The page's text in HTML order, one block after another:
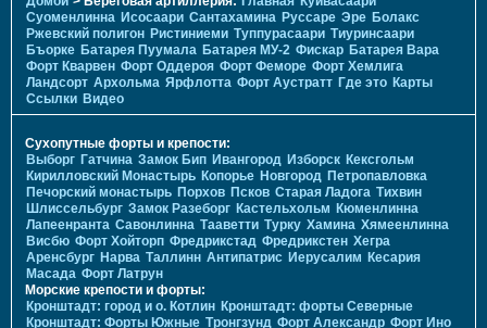
Суоменлиннa Исосаари Сантахамина Руссаре Эре Болакс
Ржевский полигон Ристиниеми Туппурасаари Тиуринсаари
Бъорке Батарея Пуумала Батарея МУ-2 Фискар Батарея Вара
Форт Кварвен Форт Оддероя Форт Феморе Форт Хемлига
Ландсорт Архольма Ярфлотта Форт Аустратт Где это Карты
Ссылки Видео
Сухопутные форты и крепости:
Выборг Гатчина Замок Бип Ивангород Изборск Кексгольм
Кирилловский Монастырь Копорье Новгород Петропавловка
Печорcкий монастырь Порхов Псков Старая Ладога Тихвин
Шлиссельбург Замок Разеборг Кастельхольм Кюменлинна
Лапеенранта Савонлинна Тааветти Турку Хамина Хямеенлинна
Висбю Форт Хойторп Фредрикстад Фредрикстен Хегра
Аренсбург Нарва Таллинн Антипатрис Иерусалим Кесария
Масада Форт Латрун
Морские крепости и форты:
Кронштадт: город и о. Котлин Кронштадт: форты Северные
Кронштадт: Форты Южные Тронгзунд Форт Александр Форт Ино